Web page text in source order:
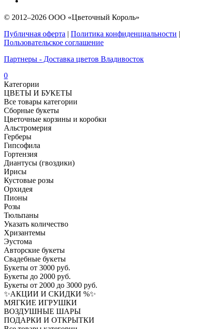
© 2012–2026 ООО «Цветочный Король»
Публичная оферта | Политика конфиденциальности |
Пользовательское соглашение
Партнеры - Доставка цветов Владивосток
0
Категории
ЦВЕТЫ И БУКЕТЫ
Все товары категории
Сборные букеты
Цветочные корзины и коробки
Альстромерия
Герберы
Гипсофила
Гортензия​
Диантусы (гвоздики)
Ирисы
Кустовые розы
Орхидея
Пионы
Розы
Тюльпаны
Указать количество
Хризантемы
Эустома
Авторские букеты
Свадебные букеты
Букеты от 3000 руб.
Букеты до 2000 руб.
Букеты от 2000 до 3000 руб.
✨АКЦИИ И СКИДКИ %✨
МЯГКИЕ ИГРУШКИ
ВОЗДУШНЫЕ ШАРЫ
ПОДАРКИ И ОТКРЫТКИ